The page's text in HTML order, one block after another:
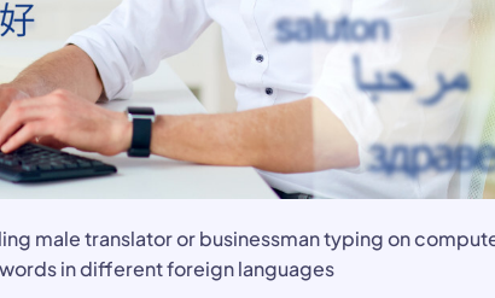
male translator or businessman typing on
in different foreign languages